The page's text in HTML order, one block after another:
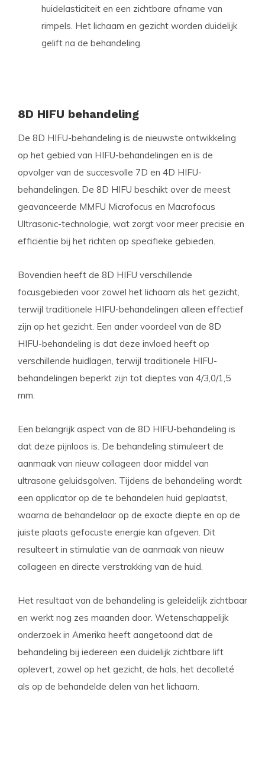
huidelasticiteit en een zichtbare afname van
rimpels. Het lichaam en gezicht worden duidelijk
gelift na de behandeling.
8D HIFU behandeling
De 8D HIFU-behandeling is de nieuwste ontwikkeling
op het gebied van HIFU-behandelingen en is de
opvolger van de succesvolle 7D en 4D HIFU-
behandelingen. De 8D HIFU beschikt over de meest
geavanceerde MMFU Microfocus en Macrofocus
Ultrasonic-technologie, wat zorgt voor meer precisie en
efficiëntie bij het richten op specifieke gebieden.
Bovendien heeft de 8D HIFU verschillende
focusgebieden voor zowel het lichaam als het gezicht,
terwijl traditionele HIFU-behandelingen alleen effectief
zijn op het gezicht. Een ander voordeel van de 8D
HIFU-behandeling is dat deze invloed heeft op
verschillende huidlagen, terwijl traditionele HIFU-
behandelingen beperkt zijn tot dieptes van 4/3,0/1,5
mm.
Een belangrijk aspect van de 8D HIFU-behandeling is
dat deze pijnloos is. De behandeling stimuleert de
aanmaak van nieuw collageen door middel van
ultrasone geluidsgolven. Tijdens de behandeling wordt
een applicator op de te behandelen huid geplaatst,
waarna de behandelaar op de exacte diepte en op de
juiste plaats gefocuste energie kan afgeven. Dit
resulteert in stimulatie van de aanmaak van nieuw
collageen en directe verstrakking van de huid.
Het resultaat van de behandeling is geleidelijk zichtbaar
en werkt nog zes maanden door. Wetenschappelijk
onderzoek in Amerika heeft aangetoond dat de
behandeling bij iedereen een duidelijk zichtbare lift
oplevert, zowel op het gezicht, de hals, het decolleté
als op de behandelde delen van het lichaam.